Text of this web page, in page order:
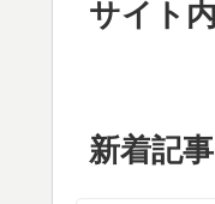
サイト
新着記事